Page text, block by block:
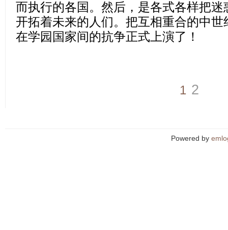
而执行的各国。然后，是各式各样把
开拓着未来的人们。把互相重合的中
在学园国家间的抗争正式上演了！
1 2
Powered by